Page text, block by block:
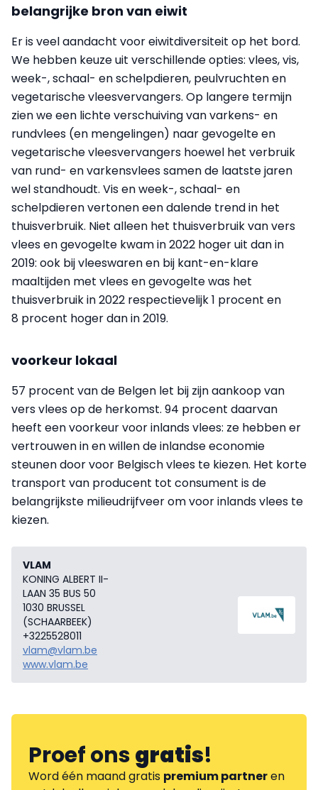
belangrijke bron van eiwit
Er is veel aandacht voor eiwitdiversiteit op het bord.
We hebben keuze uit verschillende opties: vlees, vis,
week-, schaal- en schelpdieren, peulvruchten en
vegetarische vleesvervangers. Op langere termijn
zien we een lichte verschuiving van varkens- en
rundvlees (en mengelingen) naar gevogelte en
vegetarische vleesvervangers hoewel het verbruik
van rund- en varkensvlees samen de laatste jaren
wel standhoudt. Vis en week-, schaal- en
schelpdieren vertonen een dalende trend in het
thuisverbruik. Niet alleen het thuisverbruik van vers
vlees en gevogelte kwam in 2022 hoger uit dan in
2019: ook bij vleeswaren en bij kant-en-klare
maaltijden met vlees en gevogelte was het
thuisverbruik in 2022 respectievelijk 1 procent en
8 procent hoger dan in 2019.
voorkeur lokaal
57 procent van de Belgen let bij zijn aankoop van
vers vlees op de herkomst. 94 procent daarvan
heeft een voorkeur voor inlands vlees: ze hebben er
vertrouwen in en willen de inlandse economie
steunen door voor Belgisch vlees te kiezen. Het korte
transport van producent tot consument is de
belangrijkste milieudrijfveer om voor inlands vlees te
kiezen.
VLAM
KONING ALBERT II-
LAAN 35 BUS 50
1030 BRUSSEL
(SCHAARBEEK)
+3225528011
vlam@vlam.be
www.vlam.be
Proef onsgratis!
Word één maand gratis premium partneren